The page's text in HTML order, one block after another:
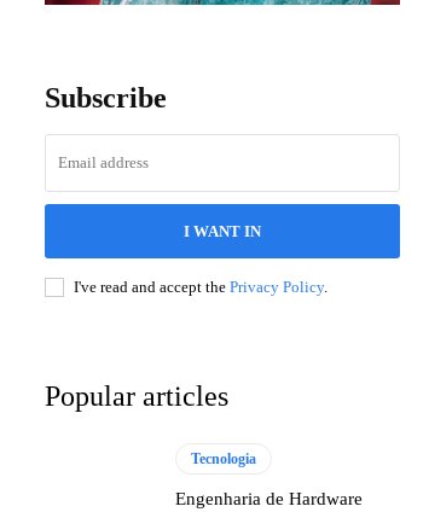
Subscribe
I WANT IN
I've read and accept the Privacy Policy.
Popular articles
Tecnologia
Engenharia de Hardware